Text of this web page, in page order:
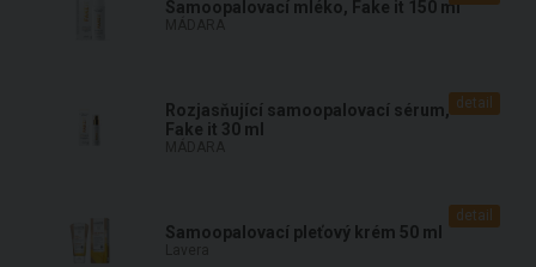
Samoopalovací mléko, Fake it 150 ml
Rozjasňující samoopalovací sérum,
Fake it 30 ml
detail
Samoopalovací pleťový krém 50 ml
detail